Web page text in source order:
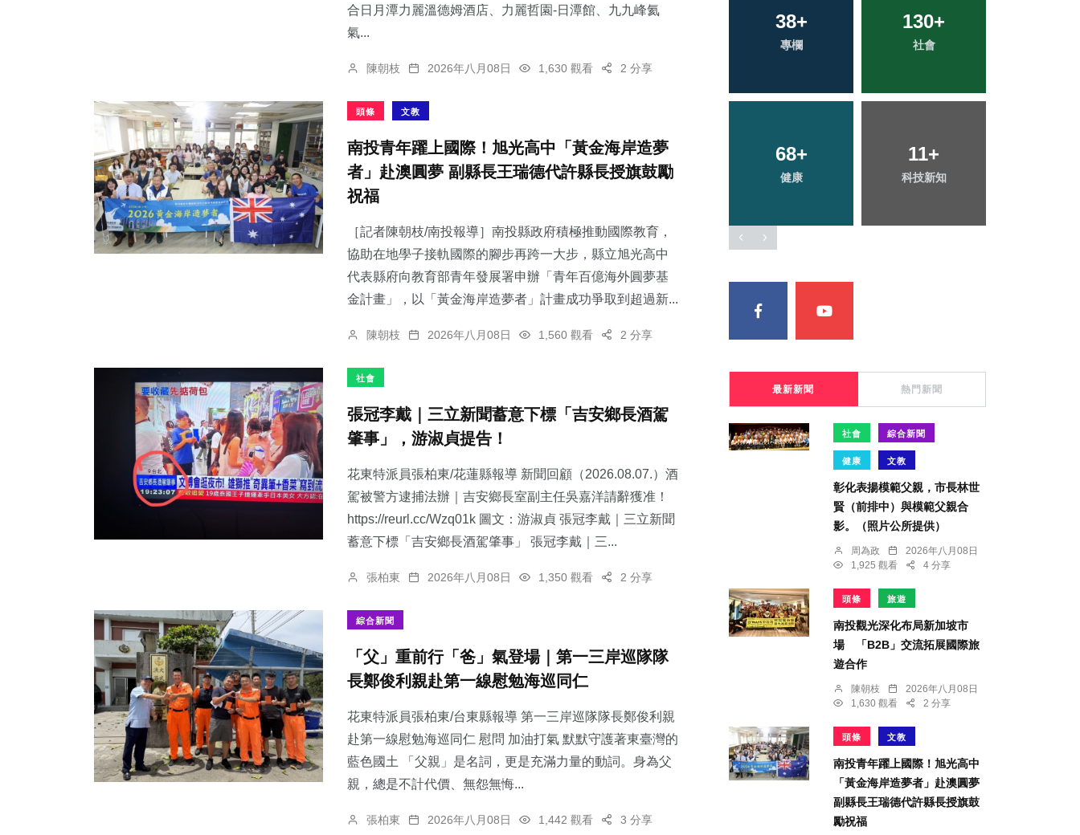
合日月潭力麗溫德姆酒店、力麗哲園-日潭館、九九峰氦
氣...
陳朝枝 2026年八月08日 1,630 觀看 2 分享
頭條 文教
南投青年躍上國際！旭光高中「黃金海岸造夢
者」赴澳圓夢 副縣長王瑞德代許縣長授旗鼓勵
祝福
［記者陳朝枝/南投報導］南投縣政府積極推動國際教育，
協助在地學子接軌國際的腳步再跨一大步，縣立旭光高中
代表縣府向教育部青年發展署申辦「青年百億海外圓夢基
金計畫」，以「黃金海岸造夢者」計畫成功爭取到超過新...
陳朝枝 2026年八月08日 1,560 觀看 2 分享
社會
張冠李戴｜三立新聞蓄意下標「吉安鄉長酒駕
肇事」，游淑貞提告！
花東特派員張柏東/花蓮縣報導 新聞回顧（2026.08.07.）酒
駕被警方逮捕法辦｜吉安鄉長室副主任吳嘉洋請辭獲准！
https://reurl.cc/Wzq01k 圖文：游淑貞 張冠李戴｜三立新聞
蓄意下標「吉安鄉長酒駕肇事」 張冠李戴｜三...
張柏東 2026年八月08日 1,350 觀看 2 分享
綜合新聞
「父」重前行「爸」氣登場｜第一三岸巡隊隊
長鄭俊利親赴第一線慰勉海巡同仁
花東特派員張柏東/台東縣報導 第一三岸巡隊隊長鄭俊利親
赴第一線慰勉海巡同仁 慰問 加油打氣 默默守護著東臺灣的
藍色國土 「父親」是名詞，更是充滿力量的動詞。身為父
親，總是不計代價、無怨無悔...
張柏東 2026年八月08日 1,442 觀看 3 分享
24+
農業
76+
231+
綜合新聞
38+ 130
68+
健康
11
科技新知
21+
宗教
19+
頭條
52+
旅遊
24+
農業
最新新聞 熱門新聞
社會 綜合新聞
健康 文教
彰化表揚模範父親，市長林世
賢（前排中）與模範父親合
影。（照片公所提供）
周為政
2026年八月08日
1,925 觀看
4 分享
頭條 旅遊
南投觀光深化布局新加坡市
場 「B2B」交流拓展國際旅
遊合作
陳朝枝
2026年八月08日
1,630 觀看
2 分享
頭條 文教
南投青年躍上國際！旭光高中
「黃金海岸造夢者」赴澳圓夢
副縣長王瑞德代許縣長授旗鼓
勵祝福